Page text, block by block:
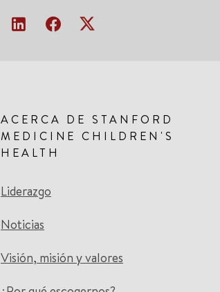
ACERCA DE STANFORD
MEDICINE CHILDREN'S
HEALTH
Liderazgo
Noticias
Visión, misión y valores